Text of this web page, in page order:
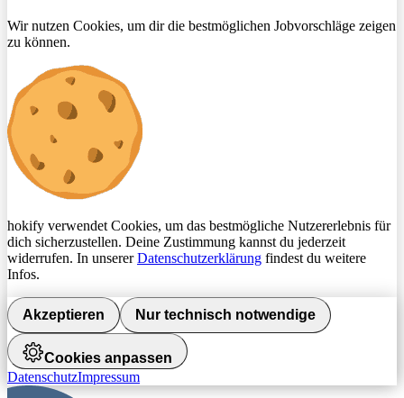
Wir nutzen Cookies, um dir die bestmöglichen Jobvorschläge zeigen
zu können.
hokify verwendet Cookies, um das bestmögliche Nutzererlebnis für
dich sicherzustellen. Deine Zustimmung kannst du jederzeit
widerrufen. In unsererDatenschutzerklärung findest du weitere
Infos.
Akzeptieren Nur technisch notwendige
Cookies anpassen
DatenschutzImpressum